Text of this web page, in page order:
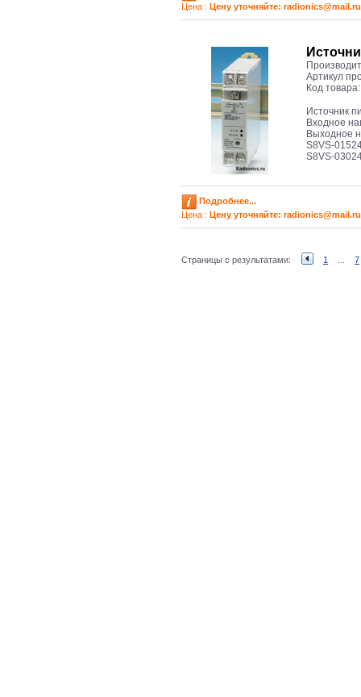
Цена : Цену уточняйте: radioniсs@mail.ru
Артикул
Код
Источник
Входное
Выходное
S8VS-
S8VS-
Подробнее...
Цена : Цену уточняйте: radioniсs@mail.ru
Страницы с результатами: 1 7